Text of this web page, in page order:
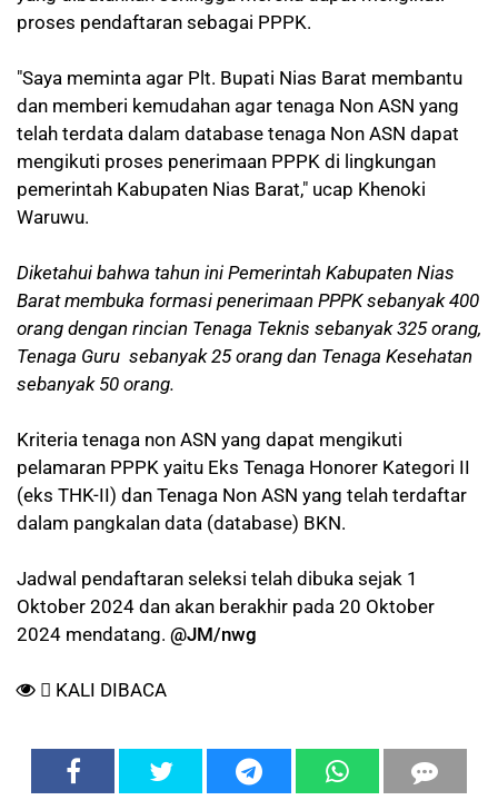
proses pendaftaran sebagai PPPK.
"Saya meminta agar Plt. Bupati Nias Barat membantu
dan memberi kemudahan agar tenaga Non ASN yang
telah terdata dalam database tenaga Non ASN dapat
mengikuti proses penerimaan PPPK di lingkungan
pemerintah Kabupaten Nias Barat," ucap Khenoki
Waruwu.
Diketahui bahwa tahun ini Pemerintah Kabupaten Nias
Barat membuka formasi penerimaan PPPK sebanyak 400
orang dengan rincian Tenaga Teknis sebanyak 325 orang,
Tenaga Guru sebanyak 25 orang dan Tenaga Kesehatan
sebanyak 50 orang.
Kriteria tenaga non ASN yang dapat mengikuti
pelamaran PPPK yaitu Eks Tenaga Honorer Kategori II
(eks THK-II) dan Tenaga Non ASN yang telah terdaftar
dalam pangkalan data (database) BKN.
Jadwal pendaftaran seleksi telah dibuka sejak 1
Oktober 2024 dan akan berakhir pada 20 Oktober
2024 mendatang. @JM/nwg
KALI DIBACA